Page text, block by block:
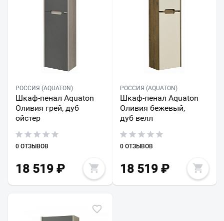
РОССИЯ (AQUATON)
Шкаф-пенал Aquaton
Оливия грей, дуб
ойстер
0 ОТЗЫВОВ
18 519 ₽
РОССИЯ (AQUATON)
Шкаф-пенал Aquaton
Оливия бежевый,
дуб велл
0 ОТЗЫВОВ
18 519₽